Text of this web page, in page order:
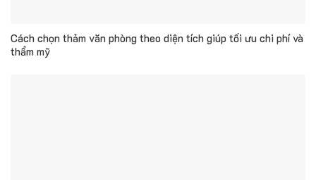
Cách chọn thảm văn phòng theo diện tích giúp tối ưu chi phí và
thẩm mỹ